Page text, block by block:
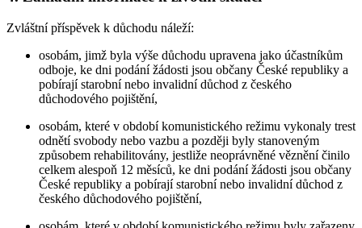
Zvláštní příspěvek k důchodu náleží:
osobám, jimž byla výše důchodu upravena jako účastníkům
odboje, ke dni podání žádosti jsou občany České republiky a
pobírají starobní nebo invalidní důchod z českého
důchodového pojištění,
osobám, které v období komunistického režimu vykonaly trest
odnětí svobody nebo vazbu a později byly stanoveným
způsobem rehabilitovány, jestliže neoprávněné věznění činilo
celkem alespoň 12 měsíců, ke dni podání žádosti jsou občany
České republiky a pobírají starobní nebo invalidní důchod z
českého důchodového pojištění,